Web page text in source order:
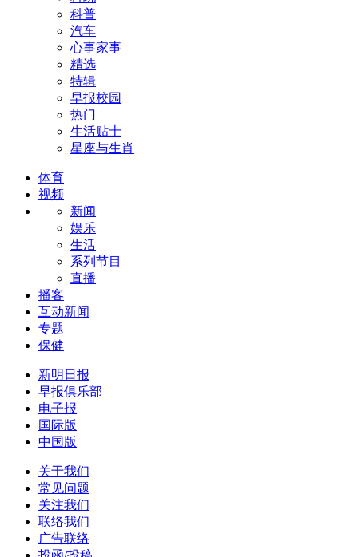
科普
汽车
心事家事
精选
特辑
早报校园
热门
生活贴士
星座与生肖
体育
视频
新闻
娱乐
生活
系列节目
直播
播客
互动新闻
专题
保健
新明日报
早报俱乐部
电子报
国际版
中国版
关于我们
常见问题
关注我们
联络我们
广告联络